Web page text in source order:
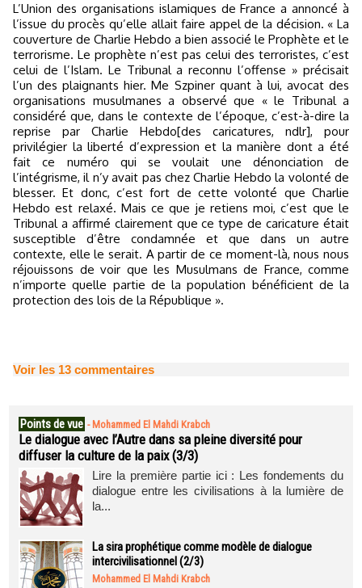
L’Union des organisations islamiques de France a annoncé à
l’issue du procès qu’elle allait faire appel de la décision. « La
couverture de Charlie Hebdo a bien associé le Prophète et le
terrorisme. Le prophète n’est pas celui des terroristes, c’est
celui de l’Islam. Le Tribunal a reconnu l’offense » précisait
l’un des plaignants hier. Me Szpiner quant à lui, avocat des
organisations musulmanes a observé que « le Tribunal a
considéré que, dans le contexte de l’époque, c’est-à-dire la
reprise par Charlie Hebdo[des caricatures, ndlr], pour
privilégier la liberté d’expression et la manière dont a été
fait ce numéro qui se voulait une dénonciation de
l’intégrisme, il n’y avait pas chez Charlie Hebdo la volonté de
blesser. Et donc, c’est fort de cette volonté que Charlie
Hebdo est relaxé. Mais ce que je retiens moi, c’est que le
Tribunal a affirmé clairement que ce type de caricature était
susceptible d’être condamnée et que dans un autre
contexte, elle le serait. A partir de ce moment-là, nous nous
réjouissons de voir que les Musulmans de France, comme
n’importe quelle partie de la population bénéficient de la
protection des lois de la République ».
Voir les 13 commentaires
Points de vue - Mohammed El Mahdi Krabch
Le dialogue avec l’Autre dans sa pleine diversité pour
diffuser la culture de la paix (3/3)
Lire la première partie ici : Les fondements du
dialogue entre les civilisations à la lumière de
la...
La sira prophétique comme modèle de dialogue
intercivilisationnel (2/3)
Mohammed El Mahdi Krabch